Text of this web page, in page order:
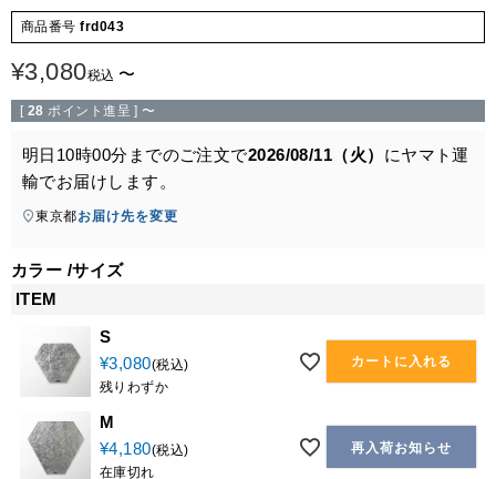
商品番号 frd043
¥3,080税込 〜
[ 28 ポイント進呈 ] 〜
明日 10時00分 までのご注文で2026/08/11（火） にヤマト運
輸でお届けします。
東京都お届け先を変更
カラー サイズ
ITEM
S
¥3,080 税込
残りわずか
カートに入れる
M
¥4,180 税込
在庫切れ
再入荷お知らせ